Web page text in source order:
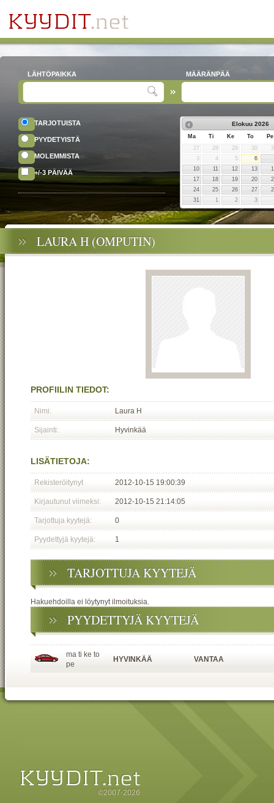
LÄHTÖPAIKKA MÄÄRÄNPÄÄ
TARJOTUISTA
PYYDETYISTÄ
MOLEMMISTA
+/-3 PÄIVÄÄ
Elokuu 2026
Ma Ti Ke To
Pe
27
28 29 30
3
4 5
6
10
11 12 13
17
18 19 20
24
25 26 27
31
1 2 3
LAURA H (OMPUTIN)
PROFIILIN TIEDOT:
Nimi: Laura H
Sijainti: Hyvinkää
LISÄTIETOJA:
Rekisteröitynyt 2012-10-15 19:00:39
Kirjautunut viimeksi: 2012-10-15 21:14:05
Tarjottuja kyytejä: 0
Pyydettyjä kyytejä: 1
TARJOTTUJA KYYTEJÄ
Hakuehdoilla ei löytynyt ilmoituksia.
PYYDETTYJÄ KYYTEJÄ
ma ti ke to
pe
HYVINKÄÄ VANTAA
©2007-2026